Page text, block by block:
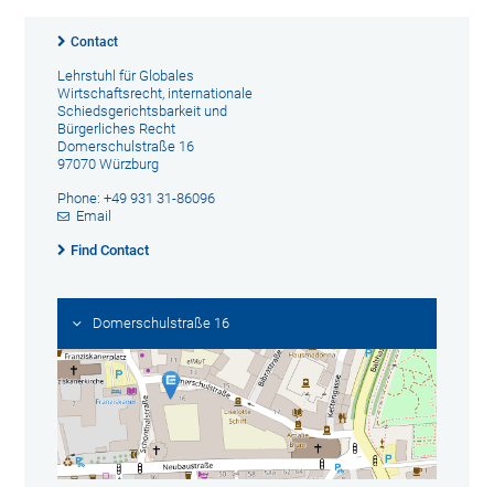
Contact
Lehrstuhl für Globales
Wirtschaftsrecht, internationale
Schiedsgerichtsbarkeit und
Bürgerliches Recht
Domerschulstraße 16
97070 Würzburg
Phone: +49 931 31-86096
Email
Find Contact
Domerschulstraße 16